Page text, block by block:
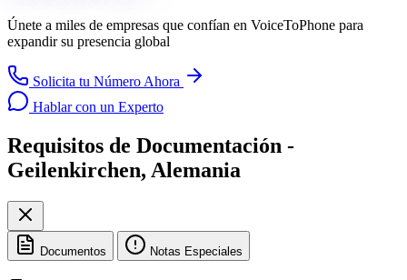
Únete a miles de empresas que confían en VoiceToPhone para
expandir su presencia global
Solicita tu Número Ahora
Hablar con un Experto
Requisitos de Documentación -
Geilenkirchen, Alemania
Documentos Notas Especiales